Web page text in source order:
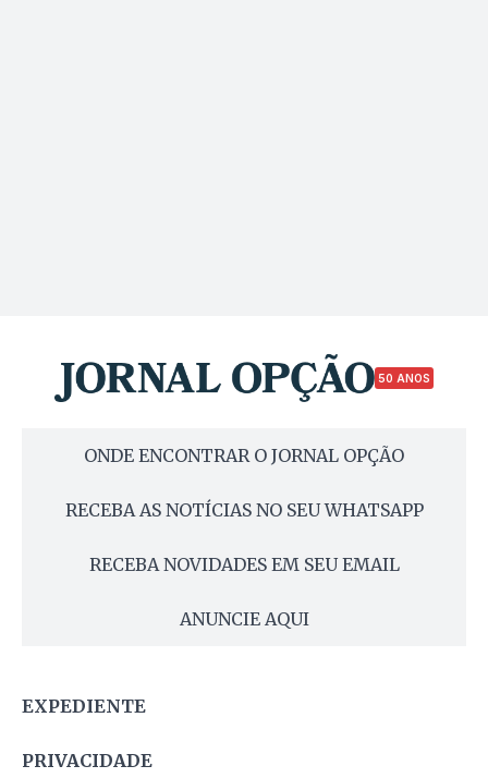
50 ANOS
ONDE ENCONTRAR O JORNAL OPÇÃO
RECEBA AS NOTÍCIAS NO SEU WHATSAPP
RECEBA NOVIDADES EM SEU EMAIL
ANUNCIE AQUI
EXPEDIENTE
PRIVACIDADE